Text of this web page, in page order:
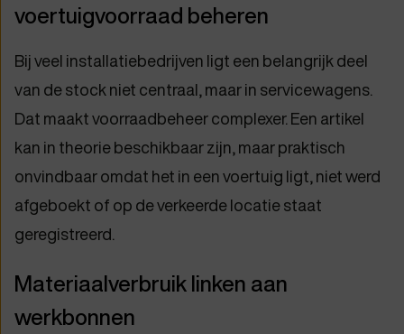
voertuigvoorraad beheren
Bij veel installatiebedrijven ligt een belangrijk deel
van de stock niet centraal, maar in servicewagens.
Dat maakt voorraadbeheer complexer. Een artikel
kan in theorie beschikbaar zijn, maar praktisch
onvindbaar omdat het in een voertuig ligt, niet werd
afgeboekt of op de verkeerde locatie staat
geregistreerd.
Materiaalverbruik linken aan
werkbonnen